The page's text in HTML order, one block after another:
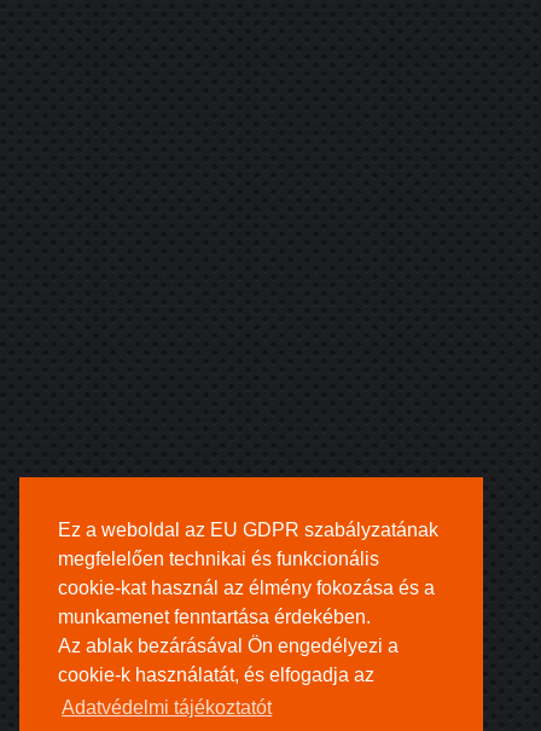
Ez a weboldal az EU GDPR szabályzatának
megfelelően technikai és funkcionális
cookie-kat használ az élmény fokozása és a
munkamenet fenntartása érdekében.
Az ablak bezárásával Ön engedélyezi a
cookie-k használatát, és elfogadja az
Adatvédelmi tájékoztatót